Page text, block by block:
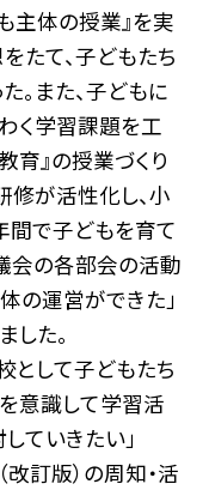
主体の授業』を実
たて、子どもたち
。また、子どもに
く学習課題を工
育』の授業づくり
修が活性化し、小
間で子どもを育て
会の各部会の活動
の運営ができた」
ました。
として子どもたち
意識して学習活
ていきたい」
改訂版）の周知・活